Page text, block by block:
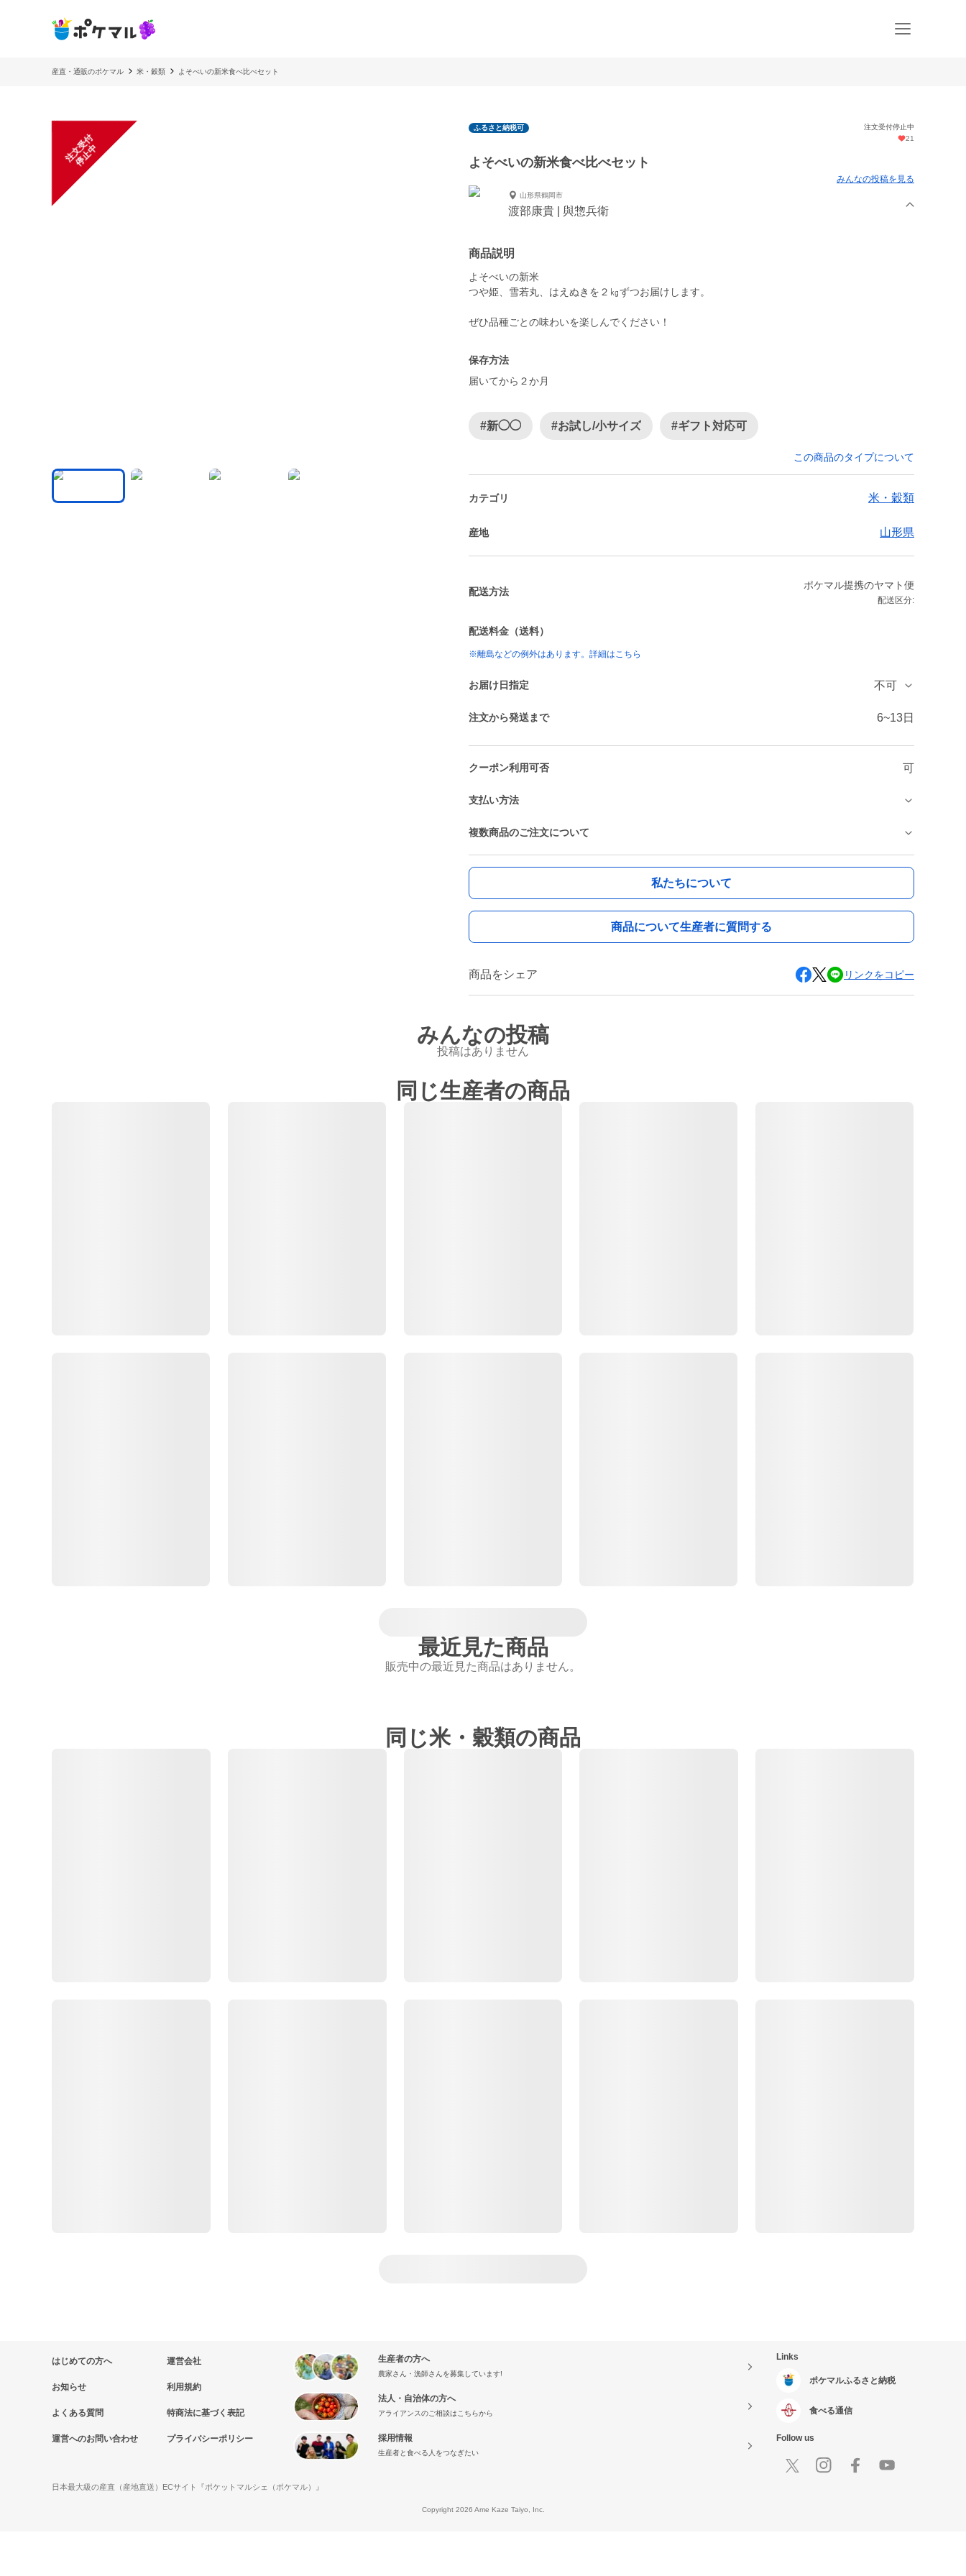
産直・通販のポケマル 米・穀類 よそべいの新米食べ比べセット
注
文
受
付
停
止
中
ふるさと納税可
注文受付停止中
21
よそべいの新米食べ比べセット
みんなの投稿を見る
山形県鶴岡市
渡部康貴 | 與惣兵衛
商品説明
よそべいの新米
つや姫、雪若丸、はえぬきを２㎏ずつお届けします。
ぜひ品種ごとの味わいを楽しんでください！
保存方法
届いてから２か月
#新◯◯ #お試し/小サイズ #ギフト対応可
この商品のタイプについて
カテゴリ 米・穀類
産地 山形県
配送方法
ポケマル提携のヤマト便
配送区分:
配送料金（送料）
※離島などの例外はあります。詳細はこちら
お届け日指定 不可
注文から発送まで 6~13日
クーポン利用可否 可
支払い方法
複数商品のご注文について
私たちについて
商品について生産者に質問する
商品をシェア リンクをコピー
みんなの投稿
投稿はありません
同じ生産者の商品
最近見た商品
販売中の最近見た商品はありません。
同じ米・穀類の商品
はじめての方へ
お知らせ
よくある質問
運営へのお問い合わせ
運営会社
利用規約
特商法に基づく表記
プライバシーポリシー
生産者の方へ
農家さん・漁師さんを募集しています!
法人・自治体の方へ
アライアンスのご相談はこちらから
採用情報
生産者と食べる人をつなぎたい
Links
ポケマルふるさと納税
食べる通信
Follow us
日本最大級の産直（産地直送）ECサイト『ポケットマルシェ（ポケマル）』
Copyright 2026 Ame Kaze Taiyo, Inc.